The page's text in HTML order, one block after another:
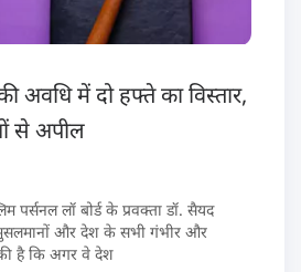
अवधि में दो हफ्ते का विस्तार,
से अपील
पर्सनल लॉ बोर्ड के प्रवक्ता डॉ. सैयद
और देश के सभी गंभीर और
की है कि अगर वे देश